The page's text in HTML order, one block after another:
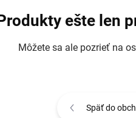
ešte len
Môžete sa ale pozrieť na
Späť do